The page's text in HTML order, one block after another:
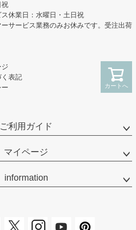
カートへ
祝
ス休業日：水曜日・土日祝
サービス業務のみお休みです。受注出荷
表記
ご利用ガイド
マイページ
information